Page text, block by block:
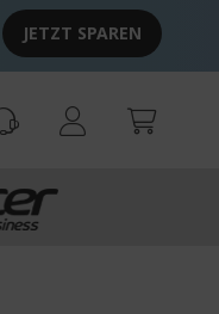
JETZT SPAREN